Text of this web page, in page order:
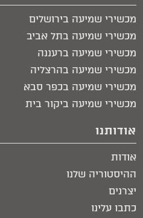
מכשירי שמיעה בירושלים​
מכשירי שמיעה בתל אביב​
מכשירי שמיעה ברעננה
מכשירי שמיעה בהרצליה
מכשירי שמיעה בכפר סבא
מכשירי שמיעה ביקור בית​
אודותנו
אודות
ההיסטוריה שלנו
יצרנים
כתבו עלינו